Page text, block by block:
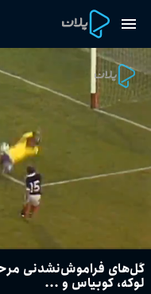
لوکه، کوبیاس و ...